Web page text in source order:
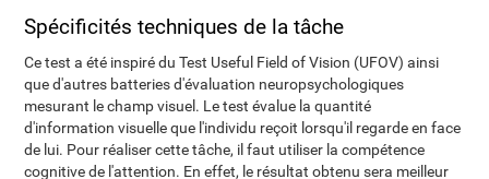
Spécificités techniques de la tâche
Ce test a été inspiré du Test Useful Field of Vision (UFOV) ainsi
que d'autres batteries d'évaluation neuropsychologiques
mesurant le champ visuel. Le test évalue la quantité
d'information visuelle que l'individu reçoit lorsqu'il regarde en face
de lui. Pour réaliser cette tâche, il faut utiliser la compétence
cognitive de l'attention. En effet, le résultat obtenu sera meilleur